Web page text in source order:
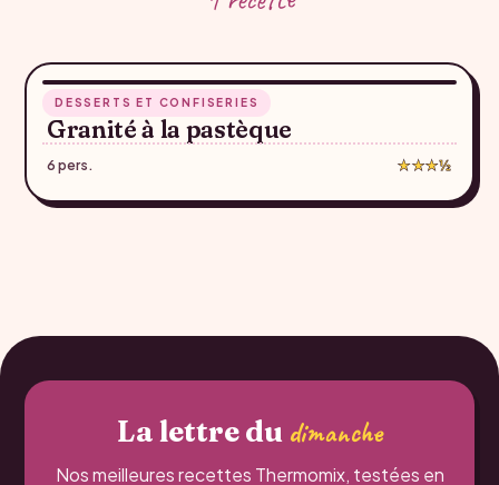
DESSERTS ET CONFISERIES
Granité à la pastèque
6 pers. ★★★½
La lettre du dimanche
Nos meilleures recettes Thermomix, testées en